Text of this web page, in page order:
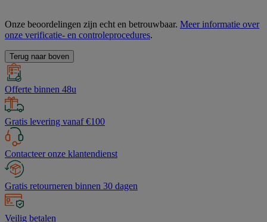
Onze beoordelingen zijn echt en betrouwbaar. Meer informatie over
onze verificatie- en controleprocedures.
Terug naar boven
Offerte binnen 48u
Gratis levering vanaf €100
Contacteer onze klantendienst
Gratis retourneren binnen 30 dagen
Veilig betalen